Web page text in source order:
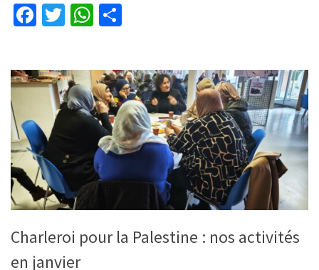
Facebook
TwitterWhatsApp
Charleroi pour la Palestine : nos activités
en janvier